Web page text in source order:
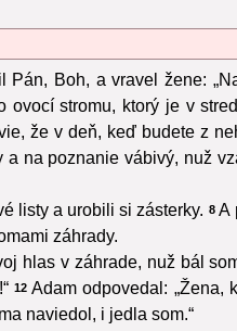
Boh, a vravel žene:
ovocí stromu, ktorý je v
že v deň, keď budete z
na poznanie vábivý, nuž
listy a urobili si zásterky. 8 A
záhrady.
hlas v záhrade, nuž bál
12 Adam odpovedal: „Žena,
naviedol, i jedla som.“